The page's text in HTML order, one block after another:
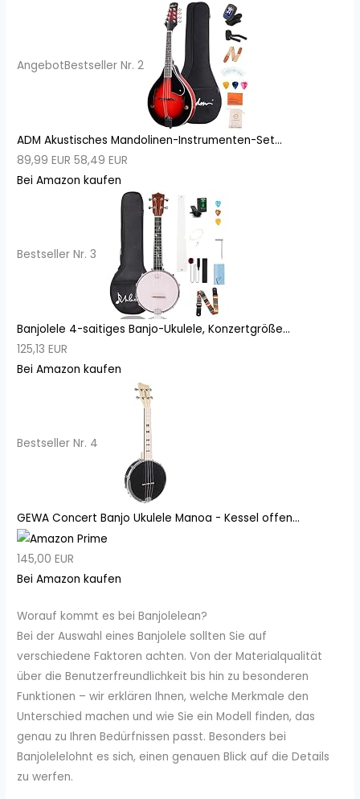
AngebotBestseller Nr. 2
ADM Akustisches Mandolinen-Instrumenten-Set...
89,99 EUR 58,49 EUR
Bei Amazon kaufen
Bestseller Nr. 3
Banjolele 4-saitiges Banjo-Ukulele, Konzertgröße...
125,13 EUR
Bei Amazon kaufen
Bestseller Nr. 4
GEWA Concert Banjo Ukulele Manoa - Kessel offen...
145,00 EUR
Bei Amazon kaufen
Worauf kommt es bei Banjolelean?
Bei der Auswahl eines Banjolele sollten Sie auf
verschiedene Faktoren achten. Von der Materialqualität
über die Benutzerfreundlichkeit bis hin zu besonderen
Funktionen – wir erklären Ihnen, welche Merkmale den
Unterschied machen und wie Sie ein Modell finden, das
genau zu Ihren Bedürfnissen passt. Besonders bei
Banjolelelohnt es sich, einen genauen Blick auf die Details
zu werfen.